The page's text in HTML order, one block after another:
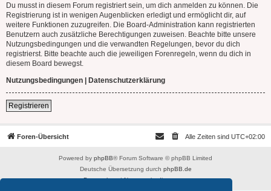
Du musst in diesem Forum registriert sein, um dich anmelden zu können. Die
Registrierung ist in wenigen Augenblicken erledigt und ermöglicht dir, auf
weitere Funktionen zuzugreifen. Die Board-Administration kann registrierten
Benutzern auch zusätzliche Berechtigungen zuweisen. Beachte bitte unsere
Nutzungsbedingungen und die verwandten Regelungen, bevor du dich
registrierst. Bitte beachte auch die jeweiligen Forenregeln, wenn du dich in
diesem Board bewegst.
Nutzungsbedingungen | Datenschutzerklärung
Registrieren
Foren-Übersicht Alle Zeiten sind UTC+02:00
Powered by phpBB® Forum Software © phpBB Limited
Deutsche Übersetzung durch phpBB.de
Datenschutz|Nutzungsbedingungen